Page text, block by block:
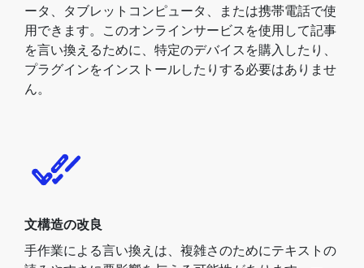
ータ、タブレットコンピュータ、または携帯電話で使
用できます。このオンラインサービスを使用して記事
を言い換えるために、特定のデバイスを購入したり、
プラグインをインストールしたりする必要はありませ
ん。
文構造の改良
手作業による言い換えは、複雑さのためにテキストの